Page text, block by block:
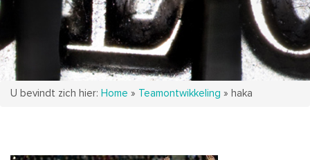
U bevindt zich hier: Home » Teamontwikkeling » haka